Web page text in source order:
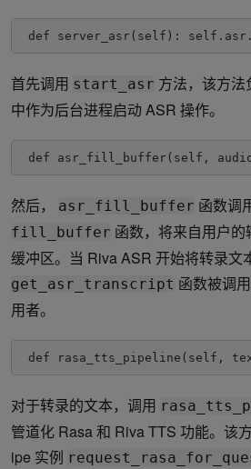
def server_asr(self):
首先调用 start_asr 方法，该方
中作为后台进程启动 ASR 操作。
def asr_fill_buffer(self,
然后， asr_fill_buffer 函数调
fill_buffer 函数，将来自用户
缓冲区。当 Riva ASR 开始将转录文
get_asr_transcript 函数被调
用者。
def rasa_tts_pipeline(self,
对于转录的文本，调用
管道化 Rasa 和 Riva TTS 功能。该
ipe 实例